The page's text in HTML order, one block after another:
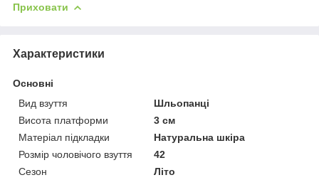
Приховати
Характеристики
Основні
Вид взуття
Шльопанці
Висота платформи
3 см
Матеріал підкладки
Натуральна шкіра
Розмір чоловічого взуття
42
Сезон
Літо